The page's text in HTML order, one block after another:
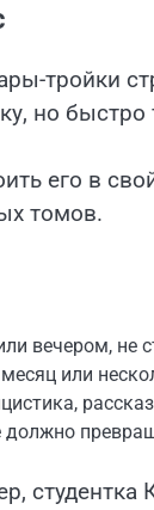
тройки
но
его в
томов.
вечером, не
или
должно
студентка